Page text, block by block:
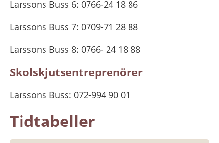
Larssons Buss 6: 0766-24 18 86
Larssons Buss 7: 0709-71 28 88
Larssons Buss 8: 0766- 24 18 88
Skolskjutsentreprenörer
Larssons Buss: 072-994 90 01
Tidtabeller